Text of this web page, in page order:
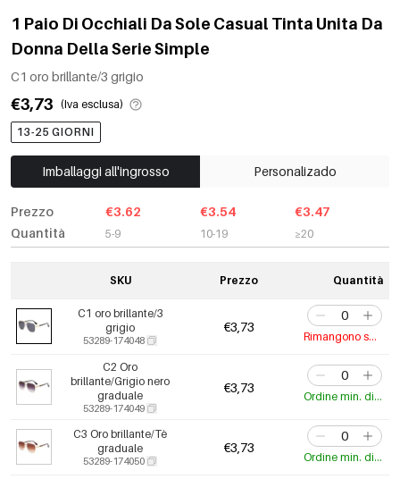
1 Paio Di Occhiali Da Sole Casual Tinta Unita Da
Donna Della Serie Simple
C1 oro brillante/3 grigio
€3,73 (Iva esclusa)
13-25 GIORNI
Imballaggi all'ingrosso Personalizado
Prezzo
Quantità
€3.62
5-9
€3.54
10-19
€3.47
≥20
SKU Prezzo Quantità
C1 oro brillante/3
grigio
53289-174048
€3,73
Rimangono solo 6
C2 Oro
brillante/Grigio nero
graduale
53289-174049
€3,73
Ordine min. di 5 pz.
C3 Oro brillante/Tè
graduale
53289-174050
€3,73
Ordine min. di 5 pz.